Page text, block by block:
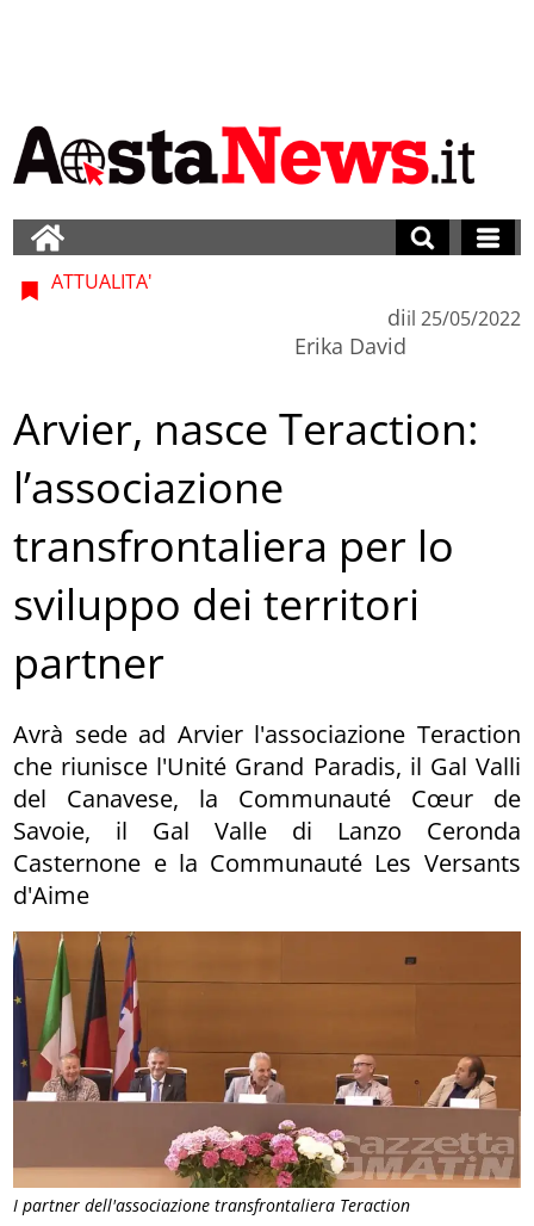
I partner dell'associazione transfrontaliera Teraction
ATTUALITA'
di
Erika David
il 25/05/2022
Arvier, nasce Teraction:
l’associazione
transfrontaliera per lo
sviluppo dei territori
partner
Avrà sede ad Arvier l'associazione Teraction
che riunisce l'Unité Grand Paradis, il Gal Valli
del Canavese, la Communauté Cœur de
Savoie, il Gal Valle di Lanzo Ceronda
Casternone e la Communauté Les Versants
d'Aime